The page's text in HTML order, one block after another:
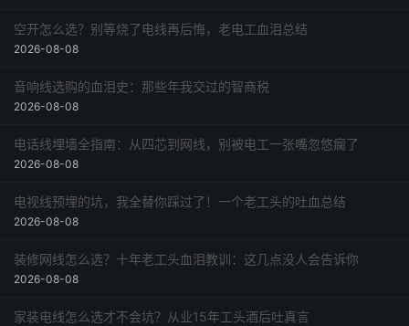
空开怎么选？别等烧了电线再后悔，老电工血泪总结
2026-08-08
音响线选购的血泪史：那些年我交过的智商税
2026-08-08
电话线埋墙全指南：从四芯到网线，别被电工一张嘴忽悠瘸了
2026-08-08
电视线预埋的坑，我全替你踩过了！一个老工头的吐血总结
2026-08-08
装修网线怎么选？十年老工头血泪教训：这几点没人会告诉你
2026-08-08
家装电线怎么选才不会坑？从业15年工头酒后吐真言